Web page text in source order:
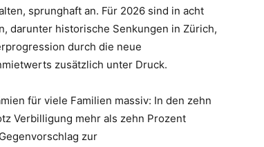
sprunghaft an. Für 2026 sind in acht
darunter historische Senkungen in Zürich,
durch die neue
zusätzlich unter Druck.
für viele Familien massiv: In den zehn
Verbilligung mehr als zehn Prozent
zur